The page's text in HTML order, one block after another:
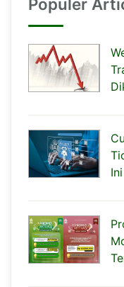
Populer
Ini